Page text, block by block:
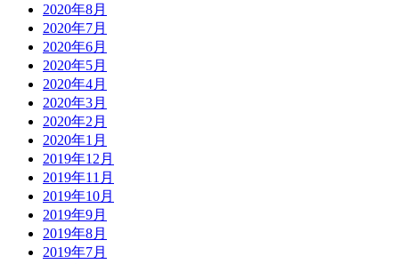
2020年8月
2020年7月
2020年6月
2020年5月
2020年4月
2020年3月
2020年2月
2020年1月
2019年12月
2019年11月
2019年10月
2019年9月
2019年8月
2019年7月